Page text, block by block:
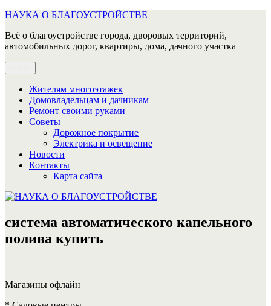
Перейти
содержимому
НАУКА О БЛАГОУСТРОЙСТВЕ
Всё о благоустройстве города, дворовых территорий,
автомобильных дорог, квартиры, дома, дачного участка
Жителям многоэтажек
Домовладельцам и дачникам
Ремонт своими руками
Советы
Дорожное покрытие
Электрика и освещение
Новости
Контакты
Карта сайта
система автоматического капельного
полива купить
Магазины офлайн